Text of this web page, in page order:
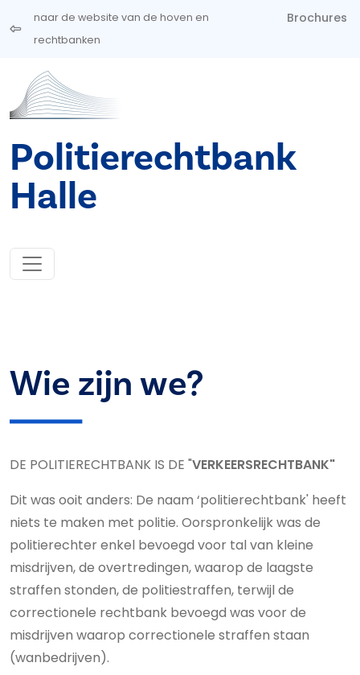
Overslaan en naar de inhoud gaan
naar de website van de hoven en
rechtbanken
Brochures
Politierechtbank
Halle
Wie zijn we?
DE POLITIERECHTBANK IS DE "VERKEERSRECHTBANK"
Dit was ooit anders: De naam ‘politierechtbank' heeft
niets te maken met politie. Oorspronkelijk was de
politierechter enkel bevoegd voor tal van kleine
misdrijven, de overtredingen, waarop de laagste
straffen stonden, de politiestraffen, terwijl de
correctionele rechtbank bevoegd was voor de
misdrijven waarop correctionele straffen staan
(wanbedrijven).